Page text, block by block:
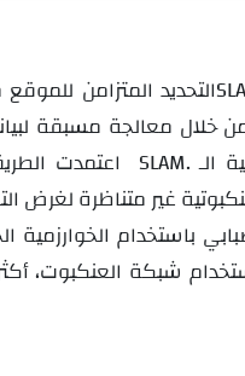
.
SLAM اعتمدت
متناظرة لغرض التصنيف،
شبكة العنكبوت،